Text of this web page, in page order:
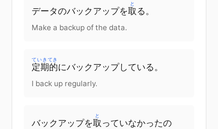
データのバックアップを取
と
る 。
Make a backup of the data.
定期的
ていきてき
にバックアップしている 。
I back up regularly.
バックアップを取
と
っていなかったの